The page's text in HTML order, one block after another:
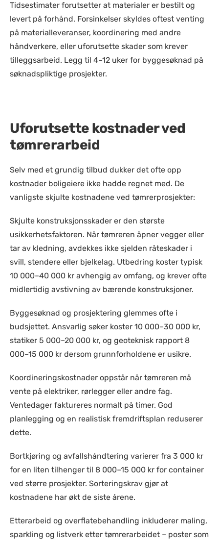
Tidsestimater forutsetter at materialer er bestilt og
levert på forhånd. Forsinkelser skyldes oftest venting
på materialleveranser, koordinering med andre
håndverkere, eller uforutsette skader som krever
tilleggsarbeid. Legg til 4–12 uker for byggesøknad på
søknadspliktige prosjekter.
Uforutsette kostnader ved
tømrerarbeid
Selv med et grundig tilbud dukker det ofte opp
kostnader boligeiere ikke hadde regnet med. De
vanligste skjulte kostnadene ved tømrerprosjekter:
Skjulte konstruksjonsskader er den største
usikkerhetsfaktoren. Når tømreren åpner vegger eller
tar av kledning, avdekkes ikke sjelden råteskader i
svill, stendere eller bjelkelag. Utbedring koster typisk
10 000–40 000 kr avhengig av omfang, og krever ofte
midlertidig avstivning av bærende konstruksjoner.
Byggesøknad og prosjektering glemmes ofte i
budsjettet. Ansvarlig søker koster 10 000–30 000 kr,
statiker 5 000–20 000 kr, og geoteknisk rapport 8
000–15 000 kr dersom grunnforholdene er usikre.
Koordineringskostnader oppstår når tømreren må
vente på elektriker, rørlegger eller andre fag.
Ventedager faktureres normalt på timer. God
planlegging og en realistisk fremdriftsplan reduserer
dette.
Bortkjøring og avfallshåndtering varierer fra 3 000 kr
for en liten tilhenger til 8 000–15 000 kr for container
ved større prosjekter. Sorteringskrav gjør at
kostnadene har økt de siste årene.
Etterarbeid og overflatebehandling inkluderer maling,
sparkling og listverk etter tømrerarbeidet – poster som